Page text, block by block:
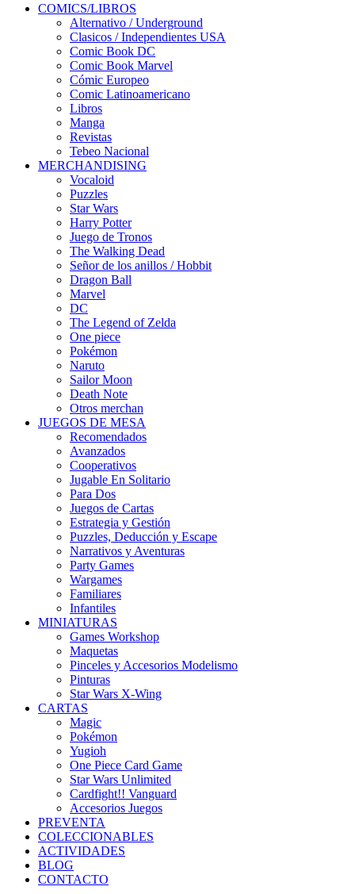
COMICS/LIBROS
Alternativo / Underground
Clasicos / Independientes USA
Comic Book DC
Comic Book Marvel
Cómic Europeo
Comic Latinoamericano
Libros
Manga
Revistas
Tebeo Nacional
MERCHANDISING
Vocaloid
Puzzles
Star Wars
Harry Potter
Juego de Tronos
The Walking Dead
Señor de los anillos / Hobbit
Dragon Ball
Marvel
DC
The Legend of Zelda
One piece
Pokémon
Naruto
Sailor Moon
Death Note
Otros merchan
JUEGOS DE MESA
Recomendados
Avanzados
Cooperativos
Jugable En Solitario
Para Dos
Juegos de Cartas
Estrategia y Gestión
Puzzles, Deducción y Escape
Narrativos y Aventuras
Party Games
Wargames
Familiares
Infantiles
MINIATURAS
Games Workshop
Maquetas
Pinceles y Accesorios Modelismo
Pinturas
Star Wars X-Wing
CARTAS
Magic
Pokémon
Yugioh
One Piece Card Game
Star Wars Unlimited
Cardfight!! Vanguard
Accesorios Juegos
PREVENTA
COLECCIONABLES
ACTIVIDADES
BLOG
CONTACTO